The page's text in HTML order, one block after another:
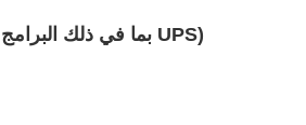
البند 2: نظام تدريب الثلاجة DL-ZLDR03 (بما في ذلك البرامج والكمبيوتر وجهاز UPS)